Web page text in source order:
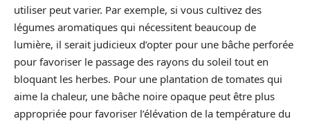
utiliser peut varier. Par exemple, si vous cultivez des
légumes aromatiques qui nécessitent beaucoup de
lumière, il serait judicieux d’opter pour une bâche perforée
pour favoriser le passage des rayons du soleil tout en
bloquant les herbes. Pour une plantation de tomates qui
aime la chaleur, une bâche noire opaque peut être plus
appropriée pour favoriser l’élévation de la température du